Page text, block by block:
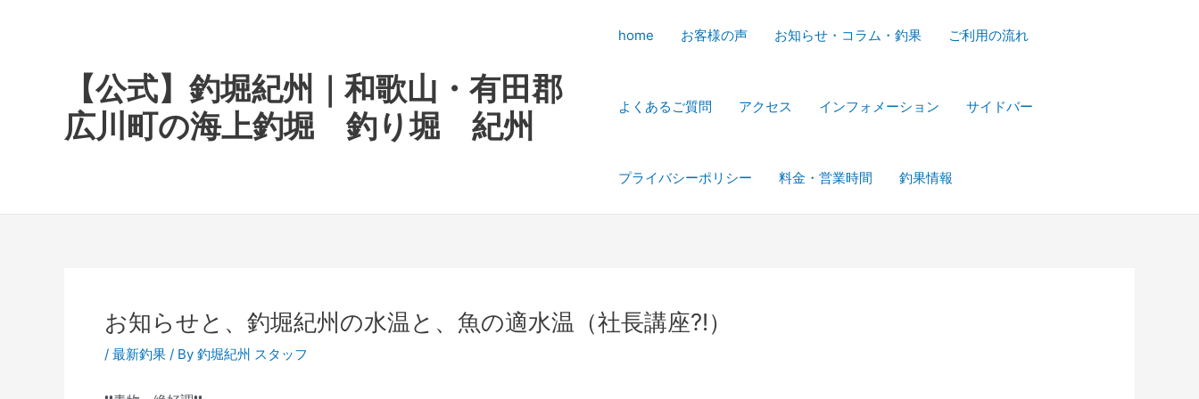
【公式】釣堀紀州｜和歌山・有田郡
広川町の海上釣堀 釣り堀 紀州
home お客様の声 お知らせ・コラム・釣果 ご利用の流れ
よくあるご質問 アクセス インフォメーション サイドバー
プライバシーポリシー 料金・営業時間 釣果情報
お知らせと、釣堀紀州の水温と、魚の適水温（社長講座?!）
/ 最新釣果 / By 釣堀紀州 スタッフ